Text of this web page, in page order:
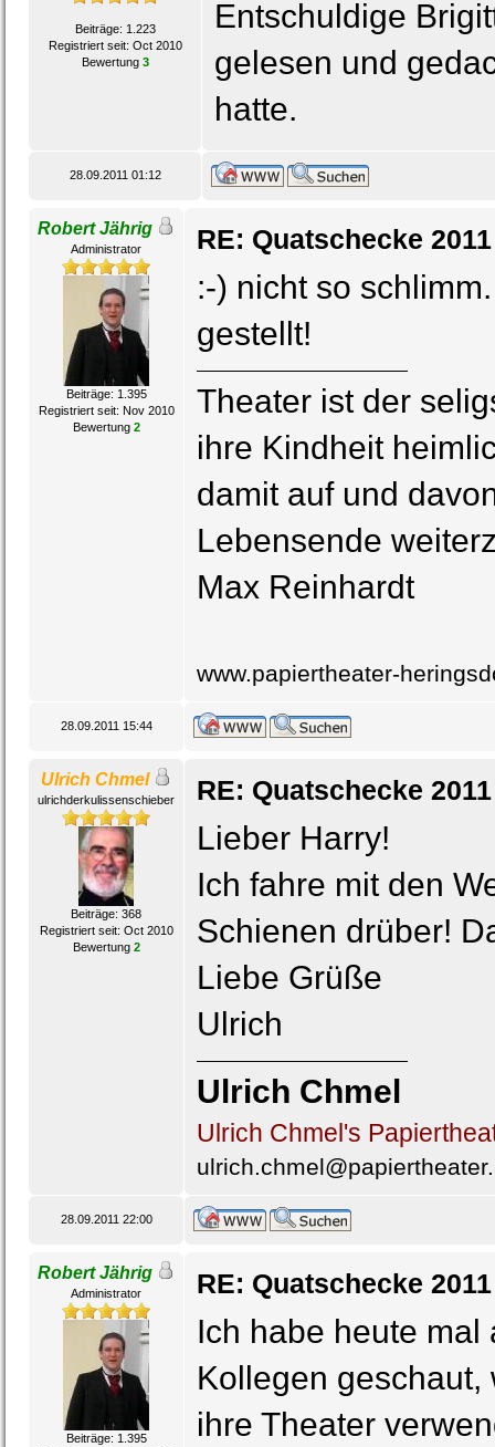
Beiträge: 1.223
Registriert seit: Oct 2010
Bewertung 3
Entschuldige
gelesen und
hatte.
28.09.2011 01:12
Robert Jährig
Administrator
Beiträge: 1.395
Registriert seit: Nov 2010
Bewertung 2
RE: Quatschecke 2011
:-) nicht so
gestellt!
Theater ist der
ihre Kindheit
damit auf und
Lebensende
Max Reinhardt
www.papiertheater-
28.09.2011 15:44
Ulrich Chmel
ulrichderkulissenschieber
Beiträge: 368
Registriert seit: Oct 2010
Bewertung 2
RE: Quatschecke 2011
Lieber Harry!
Ich fahre mit den
Schienen drüber!
Liebe Grüße
Ulrich
Ulrich Chmel
Ulrich Chmel's
28.09.2011 22:00
Robert Jährig
Administrator
Beiträge: 1.395
RE: Quatschecke 2011
Ich habe heute
Kollegen
ihre Theater